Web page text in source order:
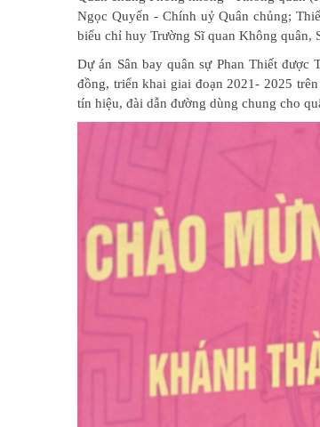
Ngọc Quyến - Chính uỷ Quân chủng;
biểu chỉ huy Trường Sĩ quan Không quân,
Dự án Sân bay quân sự Phan Thiết
đồng, triển khai giai đoạn 2021- 2025
tín hiệu, đài dẫn đường dùng chung cho